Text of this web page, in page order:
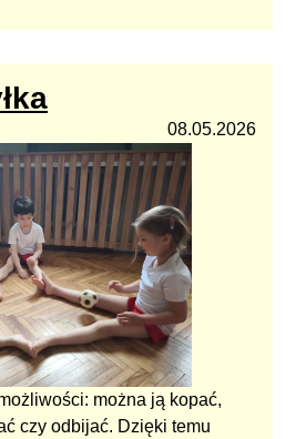
08.05.2026
można ją kopać,
czy odbijać. Dzięki temu